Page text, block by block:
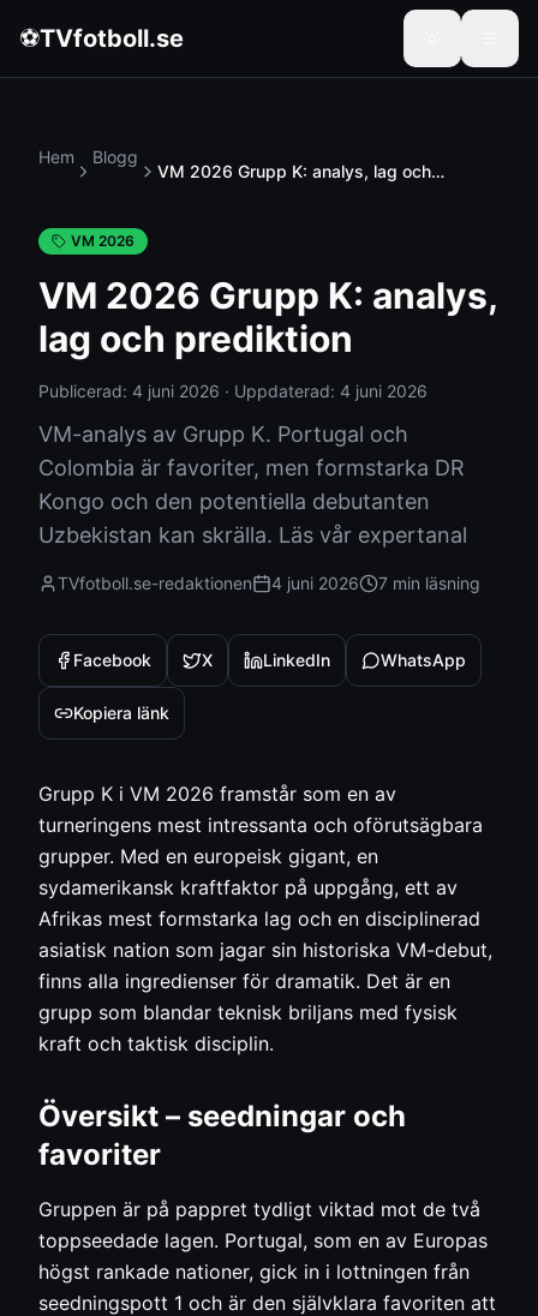
⚽TVfotboll.se
Hem Blogg
VM 2026 Grupp K: analys, lag och
VM 2026
VM 2026 Grupp K: analys,
lag och prediktion
Publicerad: 4 juni 2026 · Uppdaterad: 4 juni 2026
VM-analys av Grupp K. Portugal och
Colombia är favoriter, men formstarka DR
Kongo och den potentiella debutanten
Uzbekistan kan skrälla. Läs vår expertanal
TVfotboll.se-redaktionen 4 juni 2026 7 min läsning
Facebook X LinkedIn WhatsApp
Kopiera länk
Grupp K i VM 2026 framstår som en av
turneringens mest intressanta och oförutsägbara
grupper. Med en europeisk gigant, en
sydamerikansk kraftfaktor på uppgång, ett av
Afrikas mest formstarka lag och en disciplinerad
asiatisk nation som jagar sin historiska VM-debut,
finns alla ingredienser för dramatik. Det är en
grupp som blandar teknisk briljans med fysisk
kraft och taktisk disciplin.
Översikt – seedningar och
favoriter
Gruppen är på pappret tydligt viktad mot de två
toppseedade lagen. Portugal, som en av Europas
högst rankade nationer, gick in i lottningen från
seedningspott 1 och är den självklara favoriten att